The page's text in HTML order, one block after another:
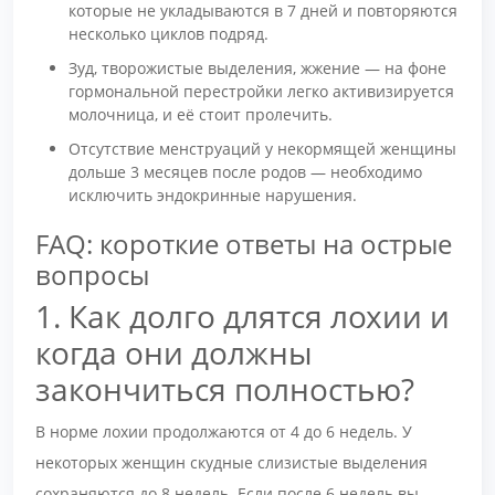
которые не укладываются в 7 дней и повторяются
несколько циклов подряд.
Зуд, творожистые выделения, жжение — на фоне
гормональной перестройки легко активизируется
молочница, и её стоит пролечить.
Отсутствие менструаций у некормящей женщины
дольше 3 месяцев после родов — необходимо
исключить эндокринные нарушения.
FAQ: короткие ответы на острые
вопросы
1. Как долго длятся лохии и
когда они должны
закончиться полностью?
В норме лохии продолжаются от 4 до 6 недель. У
некоторых женщин скудные слизистые выделения